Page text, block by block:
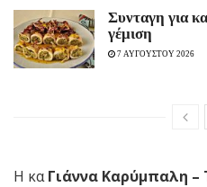
Συνταγη για
γέμιση
7 ΑΥΓΟΥΣΤΟΥ 2026
Η καΓιάννα Καρύμπαλη –